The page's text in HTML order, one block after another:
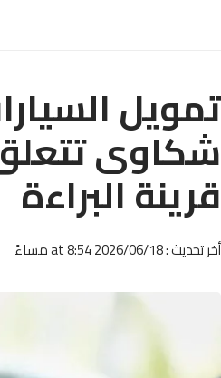
تمويل
شكاوى تتعلق
قرينة البراءة
أخر تحديث : 2026/06/18 at 8:54 مساءً